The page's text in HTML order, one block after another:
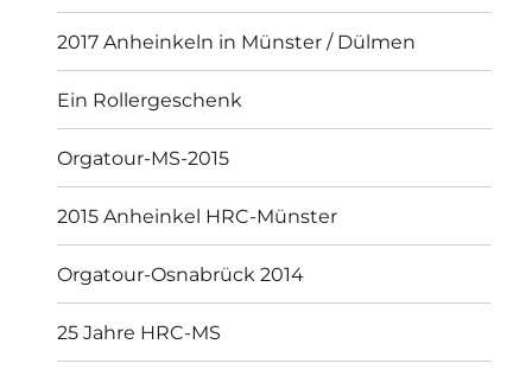
2017 Anheinkeln in Münster / Dülmen
Ein Rollergeschenk
Orgatour-MS-2015
2015 Anheinkel HRC-Münster
Orgatour-Osnabrück 2014
25 Jahre HRC-MS